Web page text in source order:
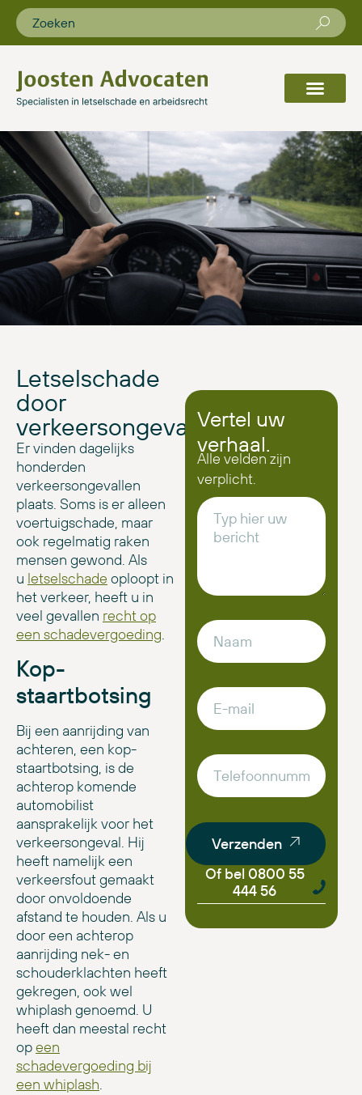
Letselschade
door
verkeersongeval
Er vinden dagelijks
honderden
verkeersongevallen
plaats. Soms is er alleen
voertuigschade, maar
ook regelmatig raken
mensen gewond. Als
u letselschade oploopt in
het verkeer, heeft u in
veel gevallen recht op
een schadevergoeding.
Kop-
staartbotsing
Bij een aanrijding van
achteren, een kop-
staartbotsing, is de
achterop komende
automobilist
aansprakelijk voor het
verkeersongeval. Hij
heeft namelijk een
verkeersfout gemaakt
door onvoldoende
afstand te houden. Als u
door een achterop
aanrijding nek- en
schouderklachten heeft
gekregen, ook wel
whiplash genoemd. U
heeft dan meestal recht
opeen
schadevergoeding bij
een whiplash.
Vertel uw
verhaal.
Alle velden zijn
verplicht.
Verzenden
Of bel 0800 55
444 56